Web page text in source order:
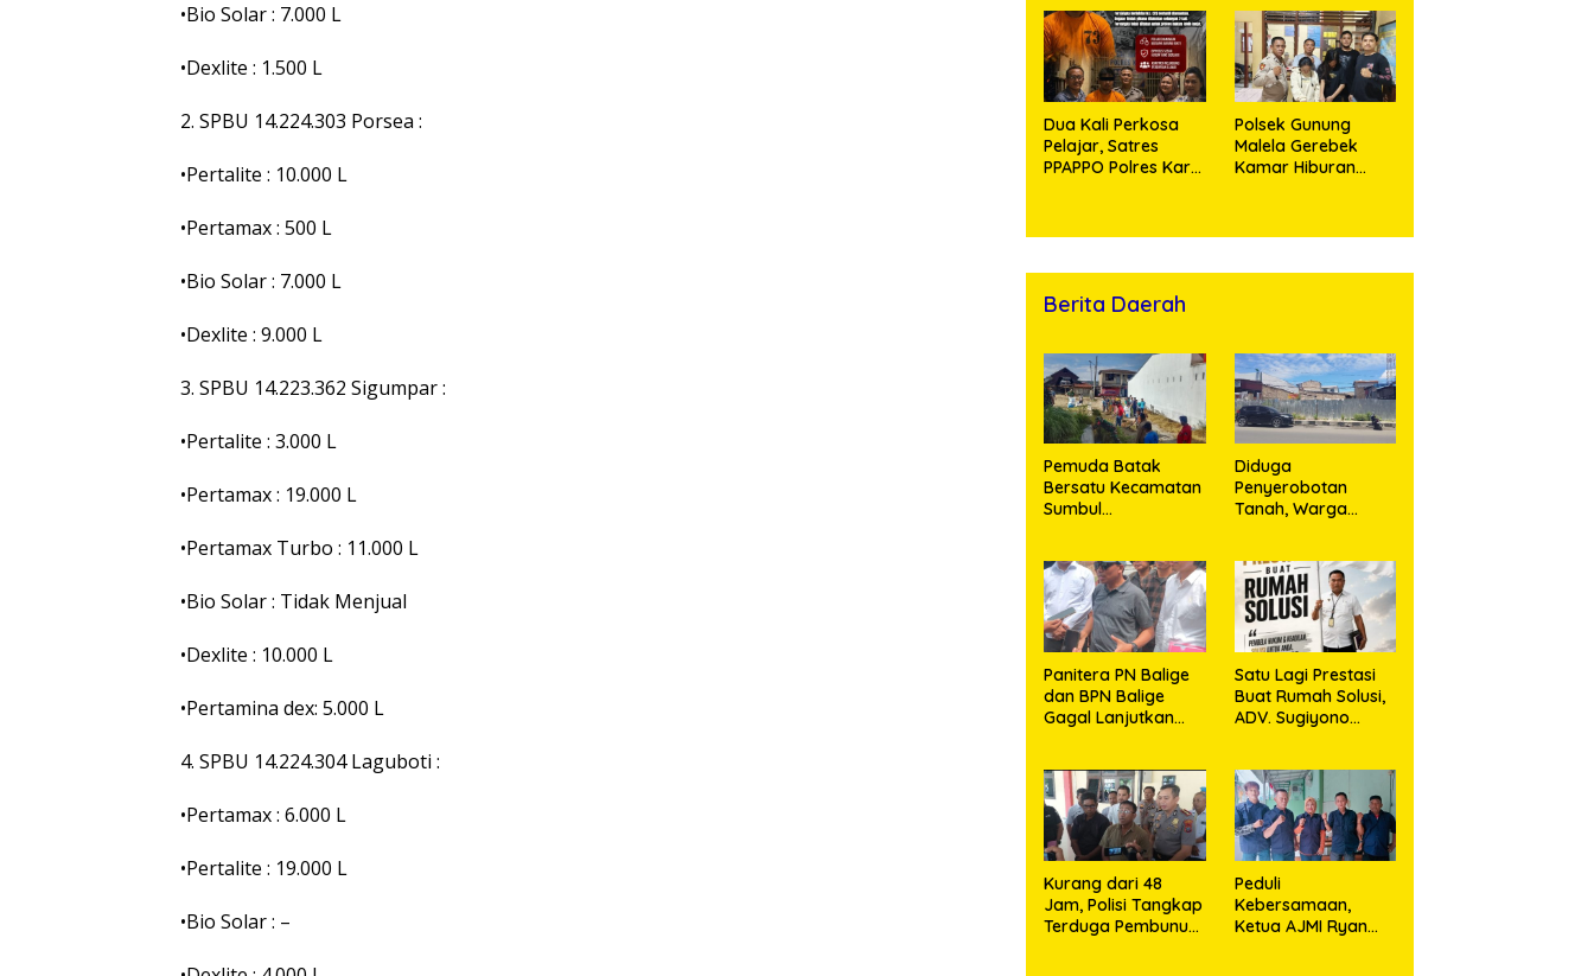
•Bio Solar : 7.000 L
•Dexlite : 1.500 L
2. SPBU 14.224.303 Porsea :
•Pertalite : 10.000 L
•Pertamax : 500 L
•Bio Solar : 7.000 L
•Dexlite : 9.000 L
3. SPBU 14.223.362 Sigumpar :
•Pertalite : 3.000 L
•Pertamax : 19.000 L
•Pertamax Turbo : 11.000 L
•Bio Solar : Tidak Menjual
•Dexlite : 10.000 L
•Pertamina dex: 5.000 L
4. SPBU 14.224.304 Laguboti :
•Pertamax : 6.000 L
•Pertalite : 19.000 L
•Bio Solar : –
Anak, Pelaku
Ditangkap
Timbangan Digital
dan Puluhan Plastik
Klip
Dua Kali Perkosa
Pelajar, Satres
PPAPPO Polres Karo
Polsek Gunung
Malela Gerebek
Kamar Hiburan
Diringkus
Berita Daerah
Pemuda Batak
Bersatu Kecamatan
Sumbul
Pembersihan
Massal Sambut HUT
Korem 023/KS dan
HUT Ke-81
Kemerdekaan RI
Diduga
Penyerobotan
Tanah, Warga
Memperjuangkan
Hak Kepemilikan
Panitera PN Balige
dan BPN Balige
Gagal Lanjutkan
Sebut Objek Salah
Lokasi
Satu Lagi Prestasi
Buat Rumah Solusi,
ADV. Sugiyono
Kurang dari 48
Jam, Polisi Tangkap
Terduga Pembunuh
Peduli
Kebersamaan,
Ketua AJMI Ryan